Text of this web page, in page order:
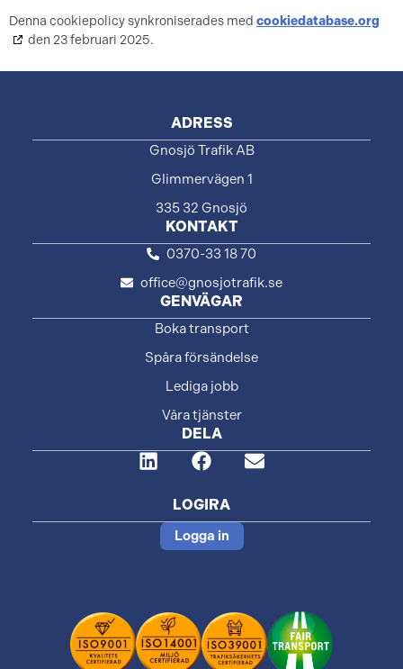
Denna cookiepolicy synkroniserades med cookiedatabase.org
den 23 februari 2025.
ADRESS
Gnosjö Trafik AB
Glimmervägen 1
335 32 Gnosjö
KONTAKT
0370-33 18 70
office@gnosjotrafik.se
GENVÄGAR
Boka transport
Spåra försändelse
Lediga jobb
Våra tjänster
DELA
LOGIRA
Logga in